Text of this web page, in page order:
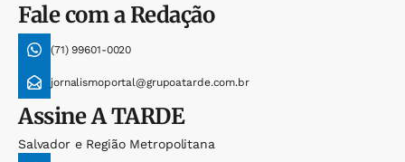
Fale com a Redação
(71) 99601-0020
jornalismoportal@grupoatarde.com.br
AssineA TARDE
Salvador e Região Metropolitana